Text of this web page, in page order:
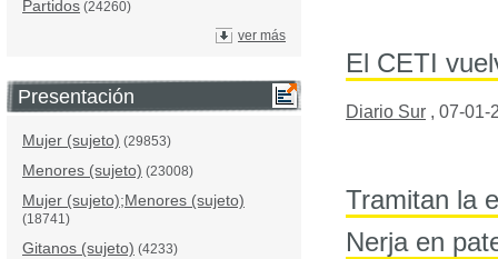
Partidos (24260)
ver más
Presentación
Mujer (sujeto) (29853)
Menores (sujeto) (23008)
Mujer (sujeto);Menores (sujeto)
(18741)
Gitanos (sujeto) (4233)
El CETI
Diario Sur , 07-01-
Tramitan la
Nerja en